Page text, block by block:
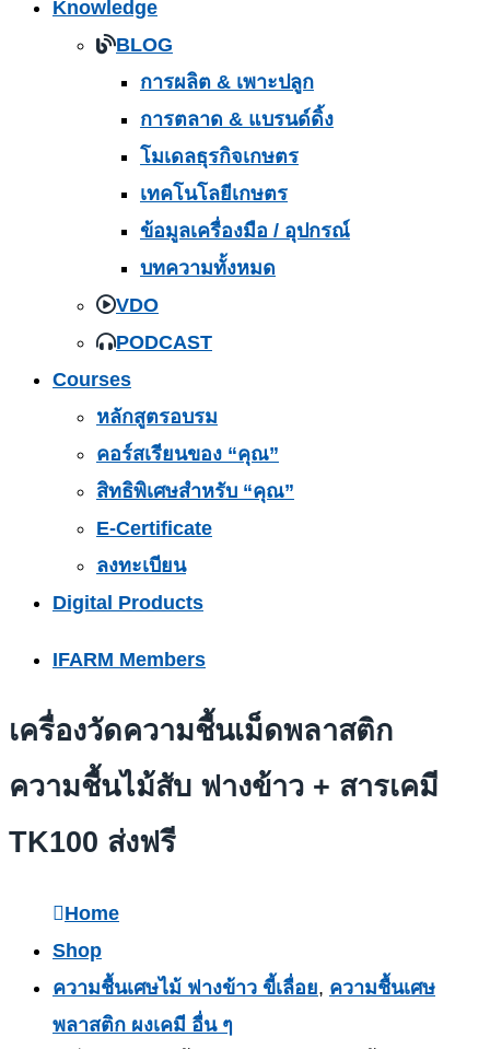
Knowledge
BLOG
การผลิต & เพาะปลูก
การตลาด & แบรนด์ดิ้ง
โมเดลธุรกิจเกษตร
เทคโนโลยีเกษตร
ข้อมูลเครื่องมือ / อุปกรณ์
บทความทั้งหมด
VDO
PODCAST
Courses
หลักสูตรอบรม
คอร์สเรียนของ “คุณ”
สิทธิพิเศษสำหรับ “คุณ”
E-Certificate
ลงทะเบียน
Digital Products
IFARM Members
เครื่องวัดความชื้นเม็ดพลาสติก
ความชื้นไม้สับ ฟางข้าว + สารเคมี
TK100 ส่งฟรี
Home
Shop
ความชื้นเศษไม้ ฟางข้าว ขี้เลื่อย, ความชื้นเศษ
พลาสติก ผงเคมี อื่น ๆ